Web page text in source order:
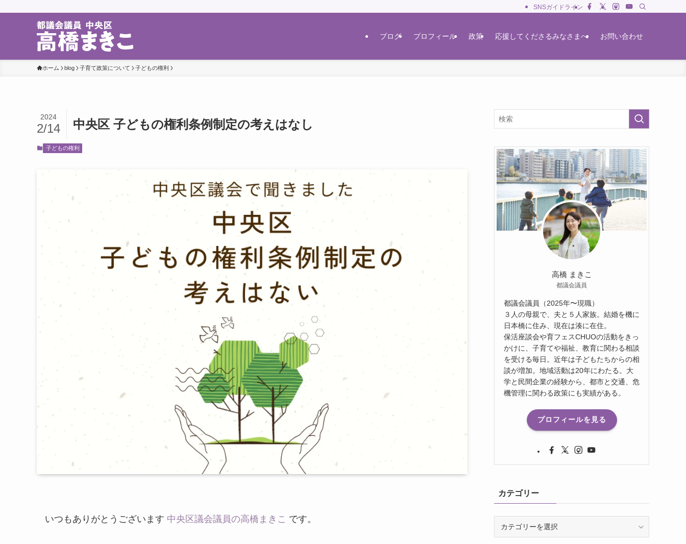
SNSガイドライン
ブログ プロフィール 政策 応援してくださるみなさまへ お問い合わせ
ホーム blog 子育て政策について 子どもの権利
中央区 子どもの権利条例制定の考えはなし
2024
2/14
子どもの権利
いつもありがとうございます 中央区議会議員の高橋まきこ です。
高橋 まきこ
都議会議員
都議会議員（2025年〜現職）
３人の母親で、夫と５人家族。結婚を機に
日本橋に住み、現在は湊に在住。
保活座談会や育フェスCHUOの活動をきっ
かけに、子育てや福祉、教育に関わる相談
を受ける毎日。近年は子どもたちからの相
談が増加。地域活動は20年にわたる。大
学と民間企業の経験から、都市と交通、危
機管理に関わる政策にも実績がある。
プロフィールを見る
カテゴリー